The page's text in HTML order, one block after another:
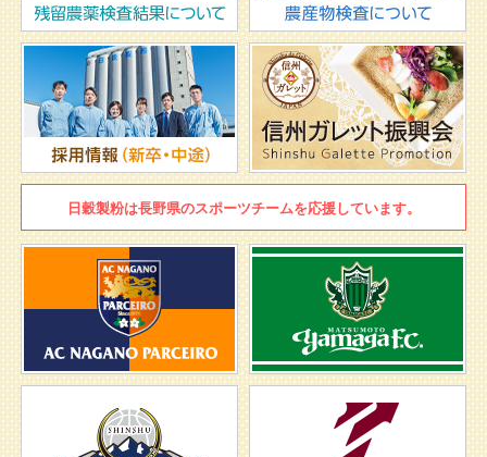
日穀製粉は長野県のスポーツチームを応援しています。